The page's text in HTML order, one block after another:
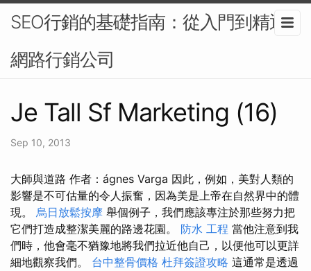
SEO行銷的基礎指南：從入門到精通-
網路行銷公司
Je Tall Sf Marketing (16)
Sep 10, 2013
大師與道路 作者：ágnes Varga 因此，例如，美對人類的
影響是不可估量的令人振奮，因為美是上帝在自然界中的體
現。 烏日放鬆按摩 舉個例子，我們應該專注於那些努力把
它們打造成整潔美麗的路邊花園。 防水 工程 當他注意到我
們時，他會毫不猶豫地將我們拉近他自己，以便他可以更詳
細地觀察我們。 台中整骨價格 杜拜簽證攻略 這通常是透過